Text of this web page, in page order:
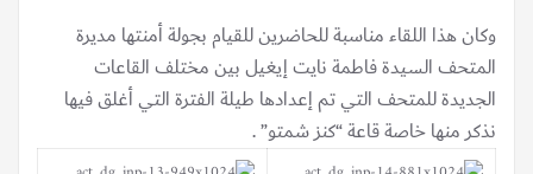
وكان هذا اللقاء مناسبة للحاضرين للقيام بجولة أمنتها مديرة
المتحف السيدة فاطمة نايت إيغيل بين مختلف القاعات
الجديدة للمتحف التي تم إعدادها طيلة الفترة التي أغلق فيها
نذكر منها خاصة قاعة “كنز شمتو” .